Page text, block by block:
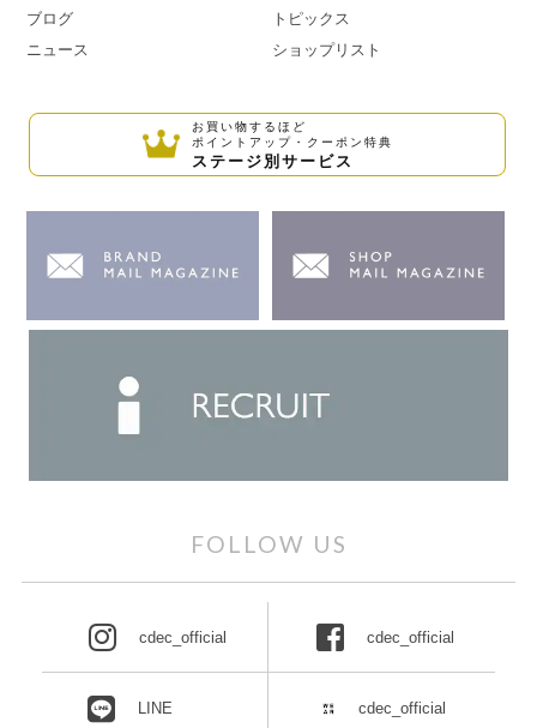
ブログ
ニュース
トピックス
ショップリスト
お買い物するほど
ポイントアップ・クーポン特典
ステージ別サービス
FOLLOW US
cdec_official cdec_official
LINE cdec_official